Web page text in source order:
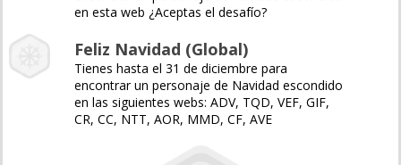
en esta web ¿Aceptas el desafío?
Feliz Navidad (Global)
Tienes hasta el 31 de diciembre para
encontrar un personaje de Navidad escondido
en las siguientes webs: ADV, TQD, VEF, GIF,
CR, CC, NTT, AOR, MMD, CF, AVE